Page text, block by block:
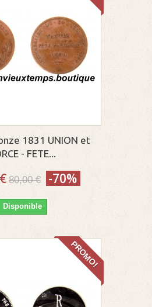
1831 UNION et
- FETE...
80,00 € -70%
Disponible
PROMO!